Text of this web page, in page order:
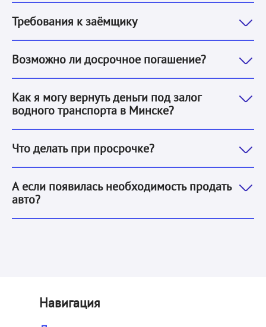
Требования к заёмщику
1. Физическое лицо.2. Гражданство РБ.3. Возраст от
Возможно ли досрочное погашение?
Да, досрочно вернуть деньги под залог водного
Как я могу вернуть деньги под залог
водного транспорта в Минске?
Вернуть деньги под залог водного транспорта в
Что делать при просрочке?
Позвоните нам и мы обсудим варианты решения
А если появилась необходимость продать
авто?
Вы можете обратиться к нам, при реализации авто
Навигация